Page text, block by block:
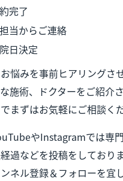
完了
当からご連絡
日決定
悩みを事前ヒアリングさ
施術、ドクターをご紹介
まずはお気軽にご相談く
やInstagramでは専
過などを投稿をしており
ネル登録＆フォローを宜